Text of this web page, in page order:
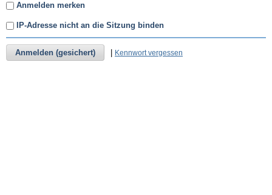
Anmelden merken
IP-Adresse nicht an die Sitzung binden
Anmelden (gesichert) Kennwort vergessen